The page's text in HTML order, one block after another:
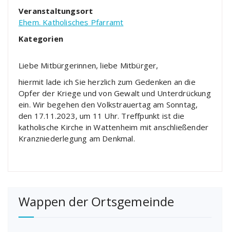
Veranstaltungsort
Ehem. Katholisches Pfarramt
Kategorien
Liebe Mitbürgerinnen, liebe Mitbürger,
hiermit lade ich Sie herzlich zum Gedenken an die
Opfer der Kriege und von Gewalt und Unterdrückung
ein. Wir begehen den Volkstrauertag am Sonntag,
den 17.11.2023, um 11 Uhr. Treffpunkt ist die
katholische Kirche in Wattenheim mit anschließender
Kranzniederlegung am Denkmal.
Wappen der Ortsgemeinde